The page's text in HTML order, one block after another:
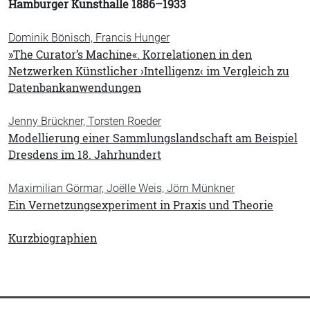
Hamburger Kunsthalle 1886–1933
Dominik Bönisch, Francis Hunger
»The Curator’s Machine«. Korrelationen in den
Netzwerken Künstlicher ›Intelligenz‹ im Vergleich zu
Datenbankanwendungen
Jenny Brückner, Torsten Roeder
Modellierung einer Sammlungslandschaft am Beispiel
Dresdens im 18. Jahrhundert
Maximilian Görmar, Joëlle Weis, Jörn Münkner
Ein Vernetzungsexperiment in Praxis und Theorie
Kurzbiographien